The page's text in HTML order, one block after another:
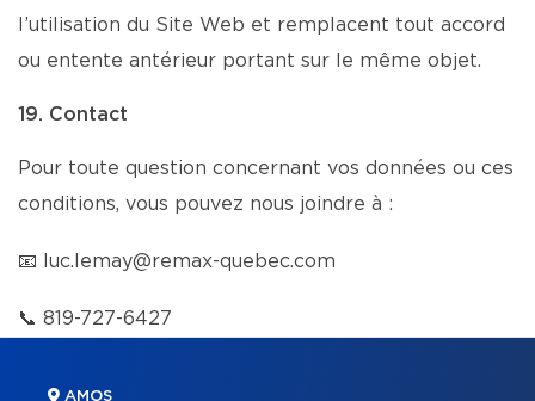
l’utilisation du Site Web et remplacent tout accord
ou entente antérieur portant sur le même objet.
19. Contact
Pour toute question concernant vos données ou ces
conditions, vous pouvez nous joindre à :
📧 luc.lemay@remax-quebec.com
📞 819-727-6427
AMOS